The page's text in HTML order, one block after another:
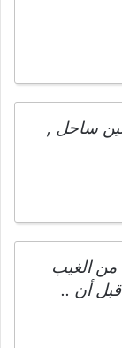
ساحل ,
الغيب
قبل أن ..